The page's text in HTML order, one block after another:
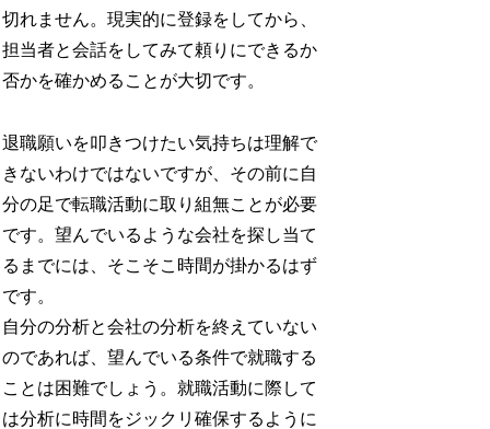
切れません。現実的に登録をしてから、
担当者と会話をしてみて頼りにできるか
否かを確かめることが大切です。
退職願いを叩きつけたい気持ちは理解で
きないわけではないですが、その前に自
分の足で転職活動に取り組無ことが必要
です。望んでいるような会社を探し当て
るまでには、そこそこ時間が掛かるはず
です。
自分の分析と会社の分析を終えていない
のであれば、望んでいる条件で就職する
ことは困難でしょう。就職活動に際して
は分析に時間をジックリ確保するように